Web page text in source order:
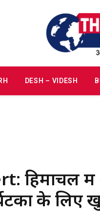
DESH – VIDESH
हिमाचल
के लिए